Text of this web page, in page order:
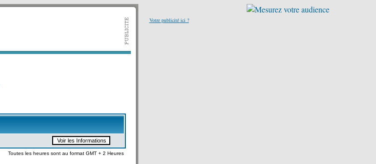
Toutes les heures sont au format GMT + 2 Heures
Votre publicité ici ?